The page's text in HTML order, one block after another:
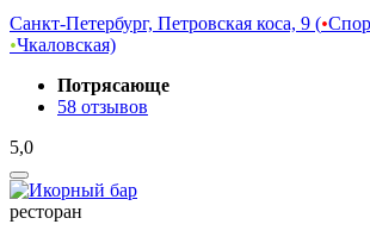
Санкт-Петербург, Петровская коса, 9 (•
•Чкаловская)
Потрясающе
58 отзывов
5,0
ресторан